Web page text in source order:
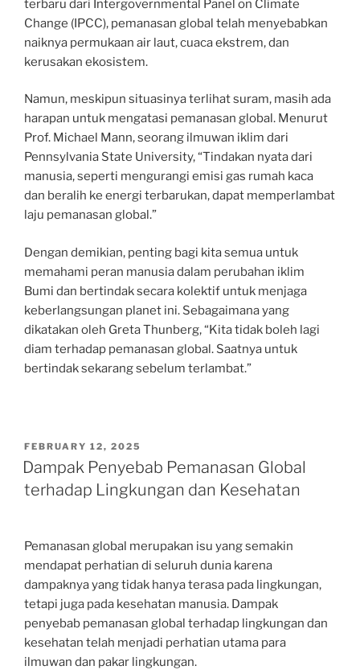
terbaru dari Intergovernmental Panel on Climate
Change (IPCC), pemanasan global telah menyebabkan
naiknya permukaan air laut, cuaca ekstrem, dan
kerusakan ekosistem.
Namun, meskipun situasinya terlihat suram, masih ada
harapan untuk mengatasi pemanasan global. Menurut
Prof. Michael Mann, seorang ilmuwan iklim dari
Pennsylvania State University, “Tindakan nyata dari
manusia, seperti mengurangi emisi gas rumah kaca
dan beralih ke energi terbarukan, dapat memperlambat
laju pemanasan global.”
Dengan demikian, penting bagi kita semua untuk
memahami peran manusia dalam perubahan iklim
Bumi dan bertindak secara kolektif untuk menjaga
keberlangsungan planet ini. Sebagaimana yang
dikatakan oleh Greta Thunberg, “Kita tidak boleh lagi
diam terhadap pemanasan global. Saatnya untuk
bertindak sekarang sebelum terlambat.”
POSTED
ON
FEBRUARY 12, 2025
Dampak Penyebab Pemanasan Global
terhadap Lingkungan dan Kesehatan
Pemanasan global merupakan isu yang semakin
mendapat perhatian di seluruh dunia karena
dampaknya yang tidak hanya terasa pada lingkungan,
tetapi juga pada kesehatan manusia. Dampak
penyebab pemanasan global terhadap lingkungan dan
kesehatan telah menjadi perhatian utama para
ilmuwan dan pakar lingkungan.